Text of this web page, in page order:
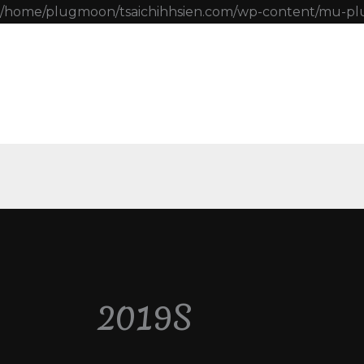
/home/plugmoon/tsaichihhsien.com/wp-content/mu-
2019S